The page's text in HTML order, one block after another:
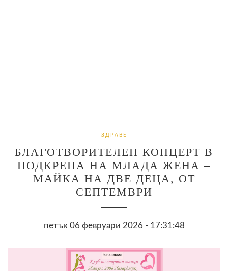
ЗДРАВЕ
БЛАГОТВОРИТЕЛЕН КОНЦЕРТ В
ПОДКРЕПА НА МЛАДА ЖЕНА –
МАЙКА НА ДВЕ ДЕЦА, ОТ
СЕПТЕМВРИ
петък 06 февруари 2026 - 17:31:48